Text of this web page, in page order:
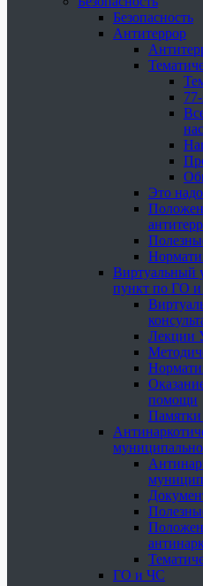
Безопасность
Антитеррор
Это
Виртуальный
пункт по ГО
Лекции
помощи
ГО и ЧС